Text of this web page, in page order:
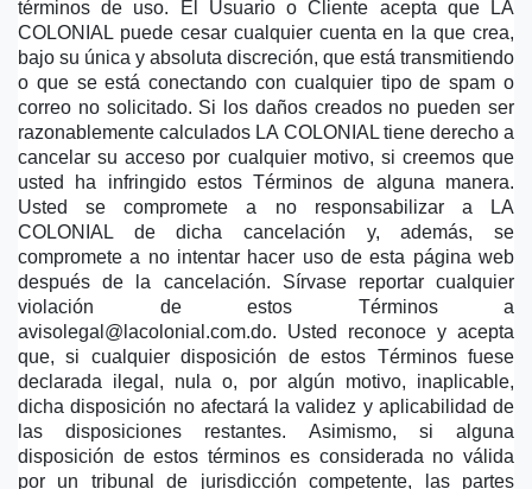
términos de uso. El Usuario o Cliente acepta que LA
COLONIAL puede cesar cualquier cuenta en la que crea,
bajo su única y absoluta discreción, que está transmitiendo
o que se está conectando con cualquier tipo de spam o
correo no solicitado. Si los daños creados no pueden ser
razonablemente calculados LA COLONIAL tiene derecho a
cancelar su acceso por cualquier motivo, si creemos que
usted ha infringido estos Términos de alguna manera.
Usted se compromete a no responsabilizar a LA
COLONIAL de dicha cancelación y, además, se
compromete a no intentar hacer uso de esta página web
después de la cancelación. Sírvase reportar cualquier
violación de estos Términos a
avisolegal@lacolonial.com.do. Usted reconoce y acepta
que, si cualquier disposición de estos Términos fuese
declarada ilegal, nula o, por algún motivo, inaplicable,
dicha disposición no afectará la validez y aplicabilidad de
las disposiciones restantes. Asimismo, si alguna
disposición de estos términos es considerada no válida
por un tribunal de jurisdicción competente, las partes